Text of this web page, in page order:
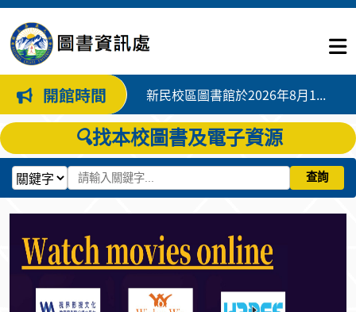
開館時間 新民校區圖書館於2026年8月1日起閉館
🔍找本校圖書及電子資源
查詢